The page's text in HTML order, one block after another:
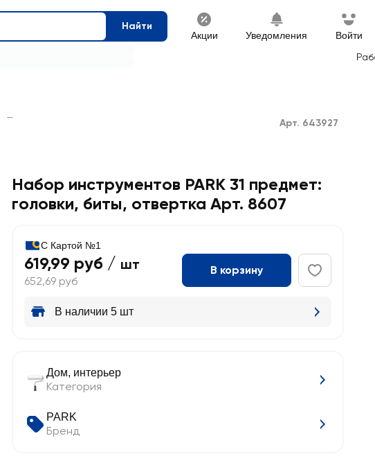
Найти
Акции Уведомления Войти
—
Арт. 643927
Набор инструментов PARK 31 предмет:
головки, биты, отвертка Арт. 8607
С Картой №1
619,99 руб / шт
652,69 руб
В корзину
В наличии 5 шт
Дом, интерьер
Категория
PARK
Бренд